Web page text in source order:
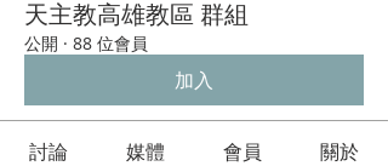
天主教高雄教區 群組
公開 · 88 位會員
加入
討論 媒體 會員 關於